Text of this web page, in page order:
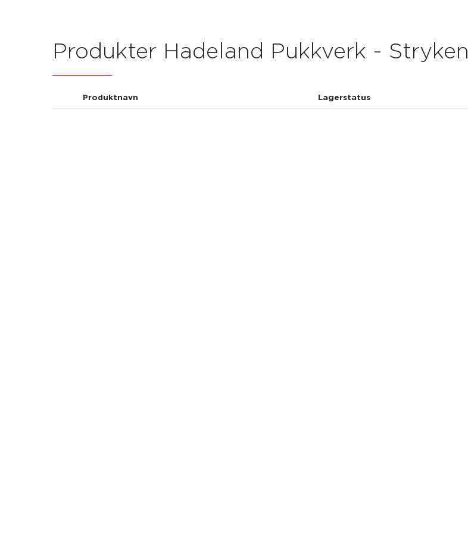
Produkter Hadeland Pukkverk - Stryken
Produktnavn Lagerstatus